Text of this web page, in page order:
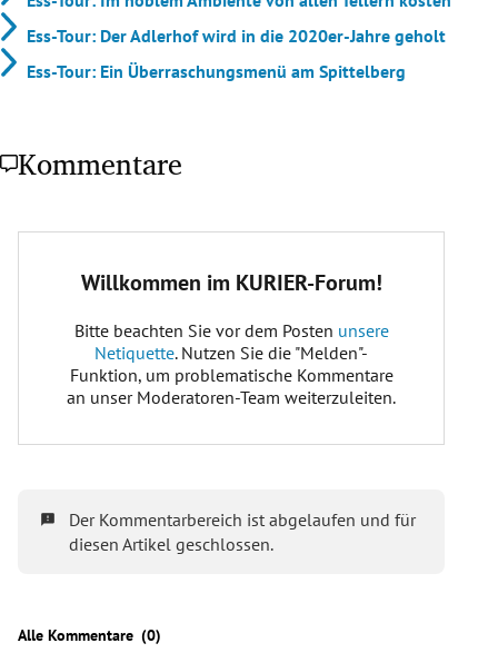
Ess-Tour: Der Adlerhof wird in die 2020er-Jahre geholt
Ess-Tour: Ein Überraschungsmenü am Spittelberg
Kommentare